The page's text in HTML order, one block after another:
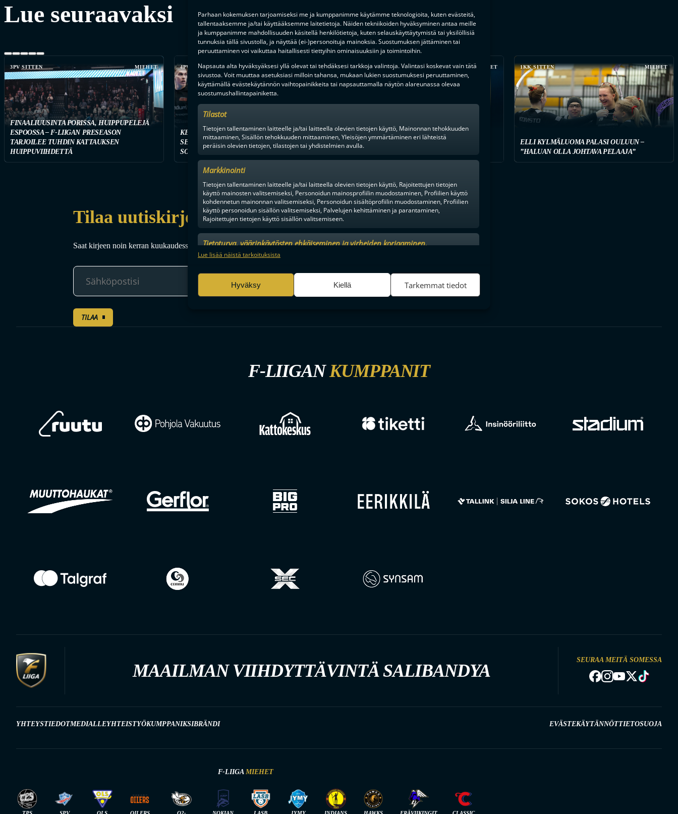
Parhaan kokemuksen tarjoamiseksi me ja kumppanimme käytämme teknologioita, kuten evästeitä,
tallentaaksemme ja/tai käyttääksemme laitetietoja. Näiden tekniikoiden hyväksyminen antaa meille
ja kumppanimme mahdollisuuden käsitellä henkilötietoja, kuten selauskäyttäytymistä tai yksilöllisiä
tunnuksia tällä sivustolla, ja näyttää (ei-)personoituja mainoksia. Suostumuksen jättäminen tai
peruuttaminen voi vaikuttaa haitallisesti tiettyihin ominaisuuksiin ja toimintoihin.
Napsauta alta hyväksyäksesi yllä olevat tai tehdäksesi tarkkoja valintoja. Valintasi koskevat vain tätä
sivustoa. Voit muuttaa asetuksiasi milloin tahansa, mukaan lukien suostumuksesi peruuttaminen,
käyttämällä evästekäytännön vaihtopainikkeita tai napsauttamalla näytön alareunassa olevaa
suostumushallintapainiketta.
Tilastot
Tietojen tallentaminen laitteelle ja/tai laitteella olevien tietojen käyttö, Mainonnan tehokkuuden
mittaaminen, Sisällön tehokkuuden mittaaminen, Yleisöjen ymmärtäminen eri lähteistä
peräisin olevien tietojen, tilastojen tai yhdistelmien avulla.
Markkinointi
Tietojen tallentaminen laitteelle ja/tai laitteella olevien tietojen käyttö, Rajoitettujen tietojen
käyttö mainosten valitsemiseksi, Personoidun mainosprofiilin muodostaminen, Profiilien käyttö
kohdennetun mainonnan valitsemiseksi, Personoidun sisältöprofiilin muodostaminen, Profiilien
käyttö personoidun sisällön valitsemiseksi, Palvelujen kehittäminen ja parantaminen,
Rajoitettujen tietojen käyttö sisällön valitsemiseen.
Tietoturva, väärinkäytösten ehkäiseminen ja virheiden korjaaminen,
Mainonnan ja sisällön tekninen jakelu, Tallenna ja ilmaise
Lue lisää näistä tarkoituksista
Hyväksy Kiellä Tarkemmat tiedot
Lue seuraavaksi
3PV SITTEN MIEHET
FINAALIUUSINTA PORISSA, HUIPPUPELEJÄ
ESPOOSSA – F-LIIGAN PRESEASON
TARJOILEE TUHDIN KATTAUKSEN
HUIPPUVIIHDETTÄ
4PV SITTEN MIEHET
KETKÄ OVAT KESÄN KOVIMMAT HANKINNAT?
SEURAA TÄSTÄ SEUROJEN JULKAISTUJA
SOPIMUSTILANTEITA
1KK SITTEN MIEHET 1KK SITTEN MIEHET
ELLI KYLMÄLUOMA PALASI OULUUN –
”HALUAN OLLA JOHTAVA PELAAJA”
Tilaa uutiskirje
Saat kirjeen noin kerran kuukaudessa F-liigakauden alusta ratkaisuhetkiin asti.
TILAA
F-LIIGANKUMPPANIT
MAAILMAN VIIHDYTTÄVINTÄ SALIBANDYA
SEURAA MEITÄ SOMESSA
YHTEYSTIEDOTMEDIALLEYHTEISTYÖKUMPPANIKSIBRÄNDI EVÄSTEKÄYTÄNNÖTTIETOSUOJA
F-LIIGA MIEHET
TPS SPV OLS OILERS O2- NOKIAN LASB JYMY INDIANS HAWKS ERÄVIIKINGIT CLASSIC